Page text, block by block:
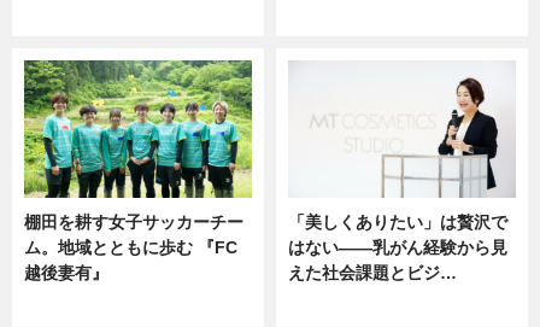
棚田を耕す女子サッカーチー
ム。地域とともに歩む 『FC
越後妻有』
「美しくありたい」は贅沢で
はない――乳がん経験から見
えた社会課題とビジ…